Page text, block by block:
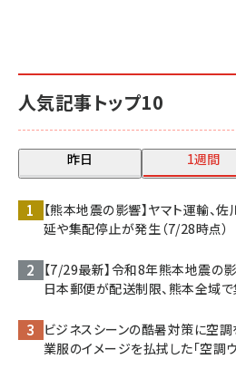
人気記事トップ10
昨日 1週間
【熊本地震の影響】ヤマト運輸、
延や集配停止が発生（7/28時点）
【7/29最新】令和8年熊本地震の影
日本郵便が配送制限、熊本全域
ビジネスシーンの酷暑対策に空調
業服のイメージを払拭した「空調